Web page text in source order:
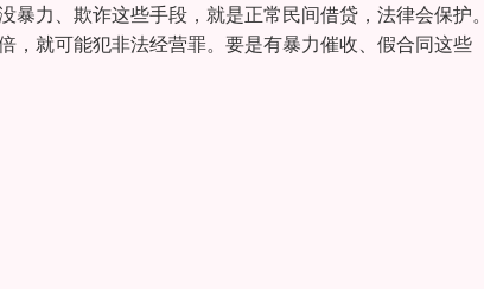
暴力、欺诈这些手段，就是正常民间借贷，法律会保护
，就可能犯非法经营罪。要是有暴力催收、假合同这些